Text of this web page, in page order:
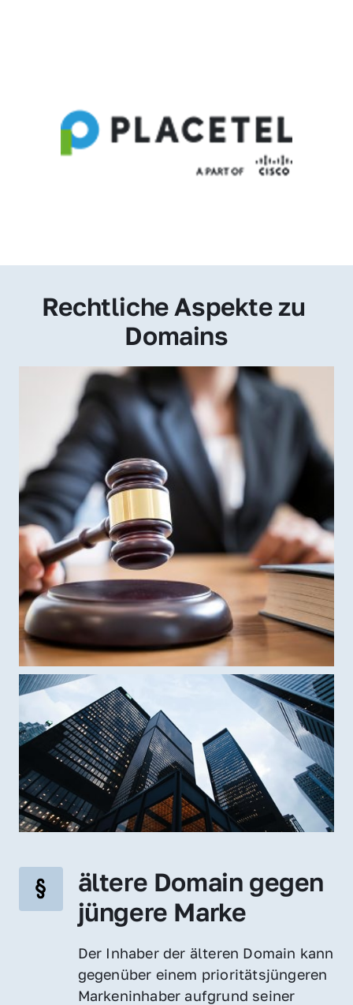
Rechtliche Aspekte zu
Domains
ältere Domain gegen
jüngere Marke
Der Inhaber der älteren Domain kann
gegenüber einem prioritätsjüngeren
Markeninhaber aufgrund seiner